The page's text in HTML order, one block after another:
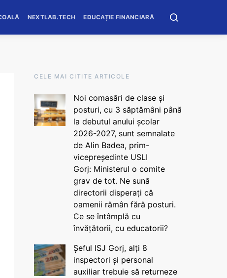
NEXTLAB.TECH EDUCAȚIE FINANCIARĂ
CELE MAI CITITE ARTICOLE
Noi comasări de clase și
posturi, cu 3 săptămâni până
la debutul anului școlar
2026-2027, sunt semnalate
de Alin Badea, prim-
vicepreședinte USLI
Gorj: Ministerul o comite
grav de tot. Ne sună
directorii disperați că
oamenii rămân fără posturi.
Ce se întâmplă cu
învățătorii, cu educatorii?
Șeful ISJ Gorj, alți 8
inspectori și personal
auxiliar trebuie să returneze